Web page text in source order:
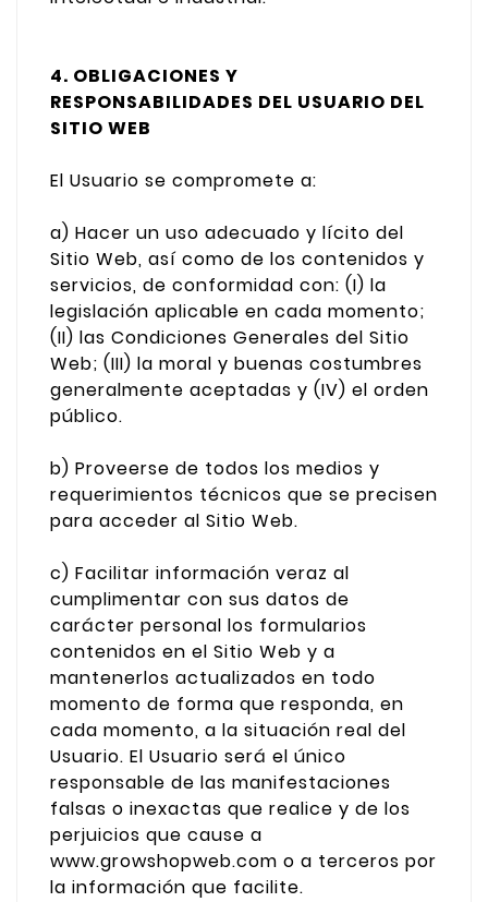
4. OBLIGACIONES Y
RESPONSABILIDADES DEL USUARIO DEL
SITIO WEB
El Usuario se compromete a:
a) Hacer un uso adecuado y lícito del
Sitio Web, así como de los contenidos y
servicios, de conformidad con: (I) la
legislación aplicable en cada momento;
(II) las Condiciones Generales del Sitio
Web; (III) la moral y buenas costumbres
generalmente aceptadas y (IV) el orden
público.
b) Proveerse de todos los medios y
requerimientos técnicos que se precisen
para acceder al Sitio Web.
c) Facilitar información veraz al
cumplimentar con sus datos de
carácter personal los formularios
contenidos en el Sitio Web y a
mantenerlos actualizados en todo
momento de forma que responda, en
cada momento, a la situación real del
Usuario. El Usuario será el único
responsable de las manifestaciones
falsas o inexactas que realice y de los
perjuicios que cause a
www.growshopweb.com o a terceros por
la información que facilite.